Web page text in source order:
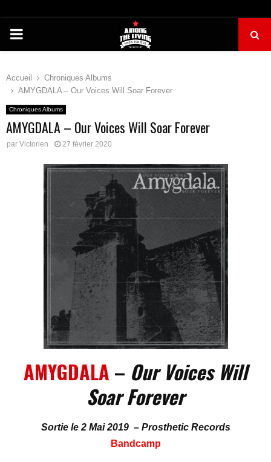
PRIMARY
Accueil
Chroniques Albums
AMYGDALA – Our Voices Will Soar Forever
Chroniques Albums
AMYGDALA – Our Voices Will Soar Forever
par Victorien 27 février 2020
AMYGDALA – Our Voices Will
Soar Forever
Sortie le 2 Mai 2019 – Prosthetic Records
Bandcamp